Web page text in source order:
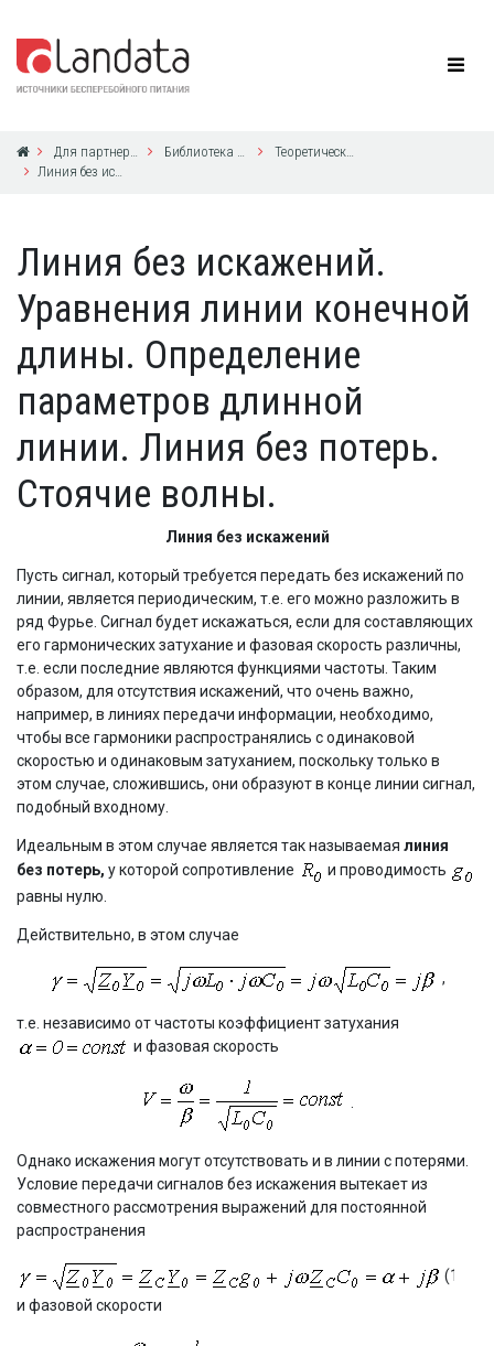
Для партнеров Библиотека по ИБП
Теоретические основы электротехники, для ИБП UPS Powerware
Линия без искажений. Уравнения линии конечной длины. Определение параметров длинной линии. Линия без потерь. Стоячие вол...
Линия без искажений.
Уравнения линии конечной
длины. Определение
параметров длинной
линии. Линия без потерь.
Стоячие волны.
Линия без искажений
Пусть сигнал, который требуется передать без искажений по
линии, является периодическим, т.е. его можно разложить в
ряд Фурье. Сигнал будет искажаться, если для составляющих
его гармонических затухание и фазовая скорость различны,
т.е. если последние являются функциями частоты. Таким
образом, для отсутствия искажений, что очень важно,
например, в линиях передачи информации, необходимо,
чтобы все гармоники распространялись с одинаковой
скоростью и одинаковым затуханием, поскольку только в
этом случае, сложившись, они образуют в конце линии сигнал,
подобный входному.
Идеальным в этом случае является так называемая линия
без потерь, у которой сопротивление
и проводимость
равны нулю.
Действительно, в этом случае
,
т.е. независимо от частоты коэффициент затухания
и фазовая скорость
.
Однако искажения могут отсутствовать и в линии с потерями.
Условие передачи сигналов без искажения вытекает из
совместного рассмотрения выражений для постоянной
распространения
(1)
и фазовой скорости